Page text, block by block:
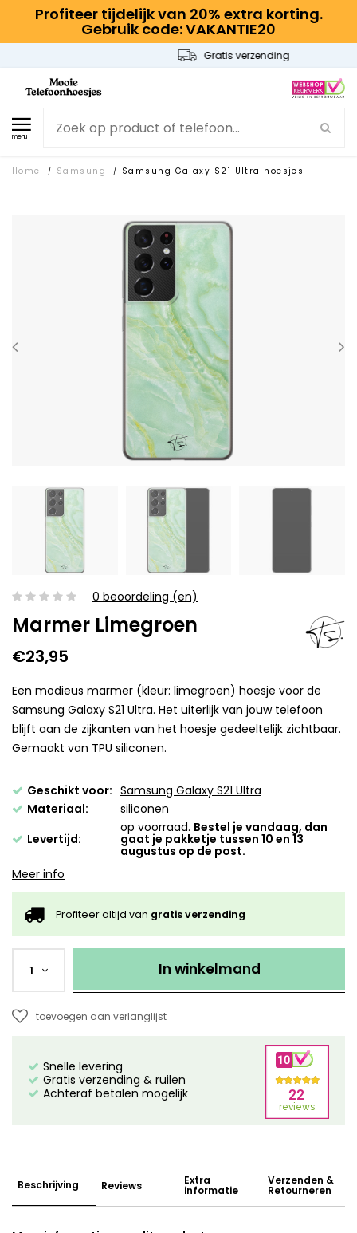
Profiteer tijdelijk van 20% extra korting.
Gebruik code: VAKANTIE20
Gratis verzending
menu
Home / Samsung / Samsung Galaxy S21 Ultra hoesjes
0 beoordeling (en)
Marmer Limegroen
€23,95
Een modieus marmer (kleur: limegroen) hoesje voor de
Samsung Galaxy S21 Ultra. Het uiterlijk van jouw telefoon
blijft aan de zijkanten van het hoesje gedeeltelijk zichtbaar.
Gemaakt van TPU siliconen.
Geschikt voor: Samsung Galaxy S21 Ultra
Materiaal:
siliconen
Levertijd:
op voorraad. Bestel je vandaag, dan
gaat je pakketje tussen 10 en 13
augustus op de post.
Meer info
Profiteer altijd van gratis verzending
1 In winkelmand
toevoegen aan verlanglijst
Snelle levering
Gratis verzending & ruilen
Achteraf betalen mogelijk
Beschrijving Reviews Extra
informatie
Verzenden &
Retourneren